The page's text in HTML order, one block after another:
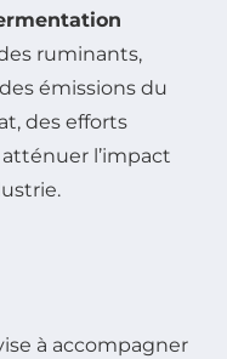
ruminants,
émissions du
des efforts
l’impact
à accompagner